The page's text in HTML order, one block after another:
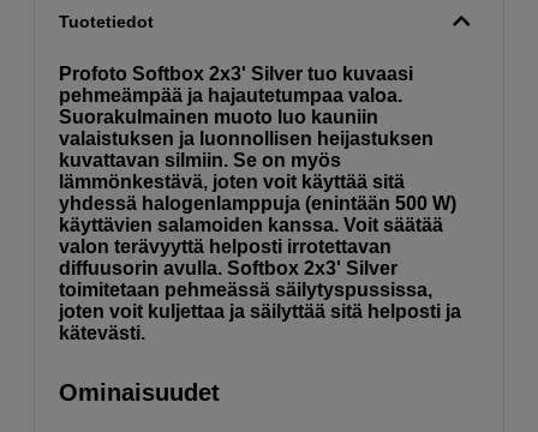
Tuotetiedot
Profoto Softbox 2x3' Silver tuo kuvaasi
pehmeämpää ja hajautetumpaa valoa.
Suorakulmainen muoto luo kauniin
valaistuksen ja luonnollisen heijastuksen
kuvattavan silmiin. Se on myös
lämmönkestävä, joten voit käyttää sitä
yhdessä halogenlamppuja (enintään 500 W)
käyttävien salamoiden kanssa. Voit säätää
valon terävyyttä helposti irrotettavan
diffuusorin avulla. Softbox 2x3' Silver
toimitetaan pehmeässä säilytyspussissa,
joten voit kuljettaa ja säilyttää sitä helposti ja
kätevästi.
Ominaisuudet